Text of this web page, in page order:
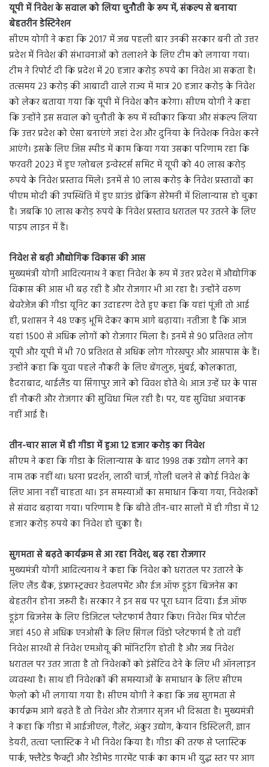
यूपी में निवेश के सवाल को लिया चुनौती के रूप में, संकल्प से बनाया
बेहतरीन डेस्टिनेशन
सीएम योगी ने कहा कि 2017 में जब पहली बार उनकी सरकार बनी तो उत्तर
प्रदेश में निवेश की संभावनाओं को तलाशने के लिए टीम को लगाया गया।
टीम ने रिपोर्ट दी कि प्रदेश में 20 हजार करोड़ रुपये का निवेश आ सकता है।
तत्समय 23 करोड़ की आबादी वाले राज्य में मात्र 20 हजार करोड़ के निवेश
को लेकर बताया गया कि यूपी में निवेश कौन करेगा। सीएम योगी ने कहा
कि उन्होंने इस सवाल को चुनौती के रूप में स्वीकार किया और संकल्प लिया
कि उत्तर प्रदेश को ऐसा बनाएंगे जहां देश और दुनिया के निवेशक निवेश करने
आएंगे। इसके लिए जिस स्पीड में काम किया गया उसका परिणाम रहा कि
फरवरी 2023 में हुए ग्लोबल इन्वेस्टर्स समिट में यूपी को 40 लाख करोड़
रुपये के निवेश प्रस्ताव मिले। इनमें से 10 लाख करोड़ के निवेश प्रस्तावों का
पीएम मोदी की उपस्थिति में हुए ग्राउंड ब्रेकिंग सेरेमनी में शिलान्यास हो चुका
है। जबकि 10 लाख करोड़ रुपये के निवेश प्रस्ताव धरातल पर उतरने के लिए
पाइप लाइन में हैं।
निवेश से बढ़ी औद्योगिक विकास की आस
मुख्यमंत्री योगी आदित्यनाथ ने कहा निवेश के रूप में उत्तर प्रदेश में औद्योगिक
विकास की आस भी बढ़ रही है और रोजगार भी आ रहा है। उन्होंने वरुण
बेवरेजेज की गीडा यूनिट का उदाहरण देते हुए कहा कि यहां पूंजी तो आई
ही, प्रशासन ने 48 एकड़ भूमि देकर काम आगे बढ़ाया। नतीजा है कि आज
यहां 1500 से अधिक लोगों को रोजगार मिला है। इनमें से 90 प्रतिशत लोग
यूपी और यूपी में भी 70 प्रतिशत से अधिक लोग गोरखपुर और आसपास के हैं।
उन्होंने कहा कि युवा पहले नौकरी के लिए बेंगलुरु, मुंबई, कोलकाता,
हैदराबाद, थाईलैंड या सिंगापुर जाने को विवश होते थे। आज उन्हें घर के पास
ही नौकरी और रोजगार की सुविधा मिल रही है। पर, यह सुविधा अचानक
नहीं आई है।
तीन-चार साल में ही गीडा में हुआ 12 हजार करोड़ का निवेश
सीएम ने कहा कि गीडा के शिलान्यास के बाद 1998 तक उद्योग लगने का
नाम तक नहीं था। धरना प्रदर्शन, लाठी चार्ज, गोली चलने से कोई निवेश के
लिए आना नहीं चाहता था। इन समस्याओं का समाधान किया गया, निवेशकों
से संवाद बढ़ाया गया। परिणाम है कि बीते तीन-चार सालों में ही गीडा में 12
हजार करोड़ रुपये का निवेश हो चुका है।
सुगमता से बढ़ते कार्यक्रम से आ रहा निवेश, बढ़ रहा रोजगार
मुख्यमंत्री योगी आदित्यनाथ ने कहा कि निवेश को धरातल पर उतारने के
लिए लैंड बैंक, इंफ्रास्ट्रक्चर डेवलपमेंट और ईज ऑफ डूइंग बिजनेस का
बेहतरीन होना जरूरी है। सरकार ने इन सब पर पूरा ध्यान दिया। ईज ऑफ
डूइंग बिजनेस के लिए डिजिटल प्लेटफार्म तैयार किए। निवेश मित्र पोर्टल
जहां 450 से अधिक एनओसी के लिए सिंगल विंडो प्लेटफार्म है तो वहीं
निवेश सारथी से निवेश एमओयू की मॉनिटरिंग होती है और जब निवेश
धरातल पर उतर जाता है तो निवेशकों को इंसेंटिव देने के लिए भी ऑनलाइन
व्यवस्था है। साथ ही निवेशकों की समस्याओं के समाधान के लिए सीएम
फेलो को भी लगाया गया है। सीएम योगी ने कहा कि जब सुगमता से
कार्यक्रम आगे बढ़ते हैं तो निवेश और रोजगार सृजन भी दिखता है। मुख्यमंत्री
ने कहा कि गीडा में आईजीएल, गैलेंट, अंकुर उद्योग, केयान डिस्टिलरी, ज्ञान
डेयरी, तत्वा प्लास्टिक ने भी निवेश किया है। गीडा की तरफ से प्लास्टिक
पार्क, फ्लैटेड फैक्ट्री और रेडीमेड गारमेंट पार्क का काम भी युद्ध स्तर पर आग